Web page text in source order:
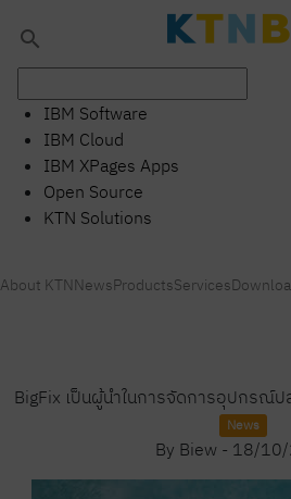
search
IBM Software
IBM Cloud
IBM XPages Apps
Open Source
KTN Solutions
About KTNNewsProductsServices
BigFix เป็นผู้นำในการจัดการอุปกรณ์ป
News
By Biew- 18/